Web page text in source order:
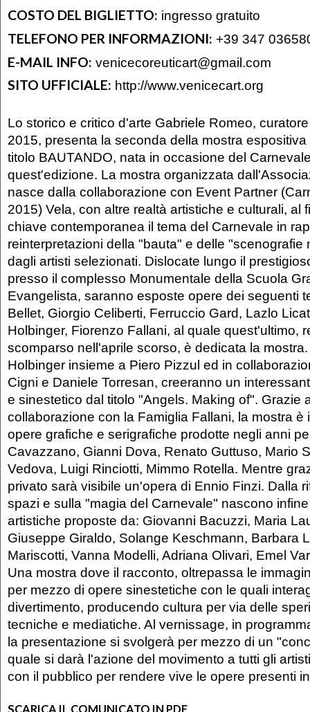
COSTO DEL BIGLIETTO: ingresso gratuito
TELEFONO PER INFORMAZIONI: +39 347
E-MAIL INFO: venicecoreuticart@gmail.com
SITO UFFICIALE: http://www.venicecart.org
Lo storico e critico d'arte Gabriele Romeo,
2015, presenta la seconda della mostra
titolo BAUTANDO, nata in occasione del
quest'edizione. La mostra organizzata
nasce dalla collaborazione con Event Partner
2015) Vela, con altre realtà artistiche e culturali, al
chiave contemporanea il tema del Carnevale in
reinterpretazioni della "bauta" e delle "scenografie
dagli artisti selezionati. Dislocate lungo il
presso il complesso Monumentale della Scuola
Evangelista, saranno esposte opere dei seguenti
Bellet, Giorgio Celiberti, Ferruccio Gard, Lazlo
Holbinger, Fiorenzo Fallani, al quale quest'ultimo,
scomparso nell'aprile scorso, è dedicata la
Holbinger insieme a Piero Pizzul ed in
Cigni e Daniele Torresan, creeranno un
e sinestetico dal titolo "Angels. Making of". Grazie
collaborazione con la Famiglia Fallani, la mostra è
opere grafiche e serigrafiche prodotte negli anni
Cavazzano, Gianni Dova, Renato Guttuso, Mario
Vedova, Luigi Rinciotti, Mimmo Rotella. Mentre
privato sarà visibile un'opera di Ennio Finzi. Dalla
spazi e sulla "magia del Carnevale" nascono
artistiche proposte da: Giovanni Bacuzzi, Maria
Giuseppe Giraldo, Solange Keschmann, Barbara
Mariscotti, Vanna Modelli, Adriana Olivari, Emel
Una mostra dove il racconto, oltrepassa le
per mezzo di opere sinestetiche con le quali
divertimento, producendo cultura per via delle
tecniche e mediatiche. Al vernissage, in
la presentazione si svolgerà per mezzo di un
quale si darà l'azione del movimento a tutti gli
con il pubblico per rendere vive le opere presenti